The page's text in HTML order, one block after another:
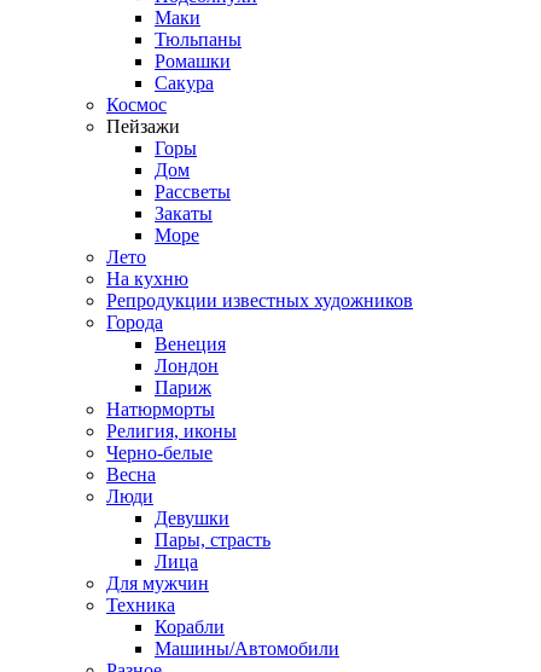
Маки
Тюльпаны
Ромашки
Сакура
Космос
Пейзажи
Горы
Дом
Рассветы
Закаты
Море
Лето
На кухню
Репродукции известных художников
Города
Венеция
Лондон
Париж
Натюрморты
Религия, иконы
Черно-белые
Весна
Люди
Девушки
Пары, страсть
Лица
Для мужчин
Техника
Корабли
Машины/Автомобили